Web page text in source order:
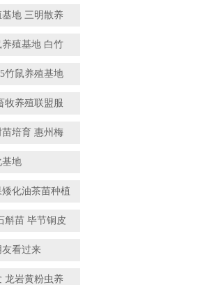
地 三明散养
殖基地 白竹
竹鼠养殖基地
牧养殖联盟服
培育 惠州梅
基地
化油茶苗种植
斛苗 毕节铜皮
友看过来
龙岩黄粉虫养